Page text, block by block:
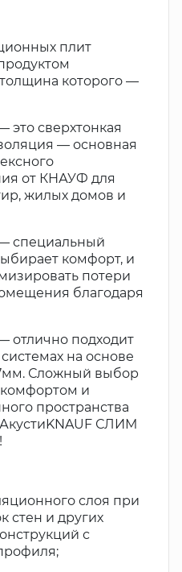
плит
которого —
сверхтонкая
— основная
от КНАУФ для
жилых домов и
специальный
комфорт, и
потери
благодаря
отлично подходит
на основе
Сложный выбор
и
пространства
СЛИМ
слоя при
стен и других
с